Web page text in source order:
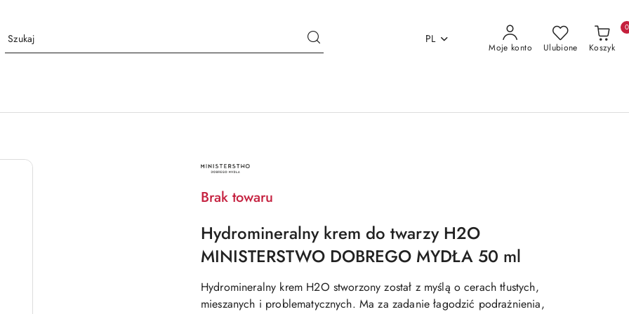
PL
Moje konto Ulubione Koszyk
0
NAZWA
PRODUCENTA:
DOBREGO
MYDŁA
Brak towaru
Hydromineralny krem do twarzy H2O
MINISTERSTWO DOBREGO MYDŁA 50 ml
Hydromineralny krem H2O stworzony został z myślą o cerach tłustych,
mieszanych i problematycznych. Ma za zadanie łagodzić podrażnienia,